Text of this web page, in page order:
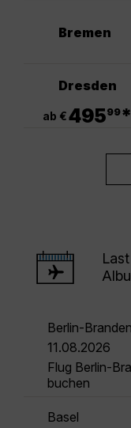
Bremen
Dresden
ab €49599*
Berlin-
11.08.2026
Flug Berlin-
buchen
Basel